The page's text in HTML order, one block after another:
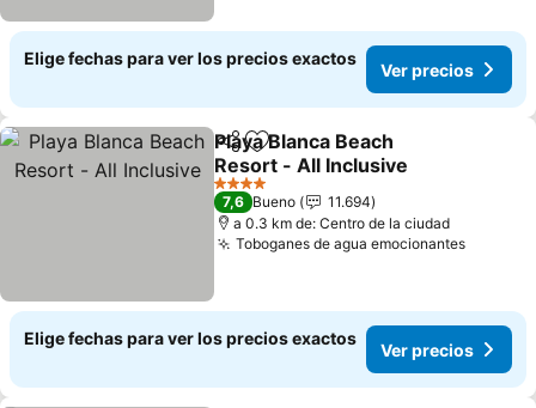
Elige fechas para ver los precios exactos
Ver precios
CompartirAgregar a favoritos
Playa Blanca Beach
Resort - All Inclusive
4 Estrellas
7,6 Bueno
11.694
a 0.3 km de: Centro de la ciudad
Toboganes de agua emocionantes
Elige fechas para ver los precios exactos
Ver precios